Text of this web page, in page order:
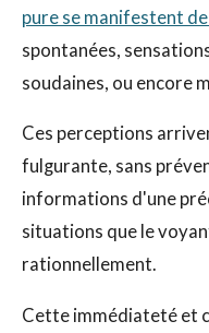
pure se manifestent
spontanées,
soudaines, ou encore
Ces perceptions
fulgurante, sans
informations d'une
situations que le
rationnellement.
Cette immédiateté et